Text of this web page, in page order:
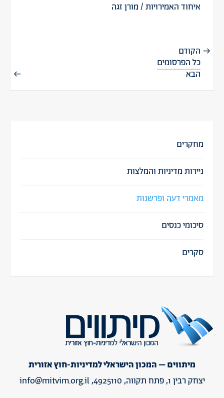
איחוד האמירויות/ מורן זגה
הקודם
כל הפרסומים
הבא
מחקרים
ניירות מדיניות והמלצות
מאמרי דעה ופרשנות
סיכומי כנסים
סקרים
מיתווים – המכון הישראלי למדיניות-חוץ אזורית
יצחק רבין 1, פתח תקווה, 4925110,
info@mitvim.org.il